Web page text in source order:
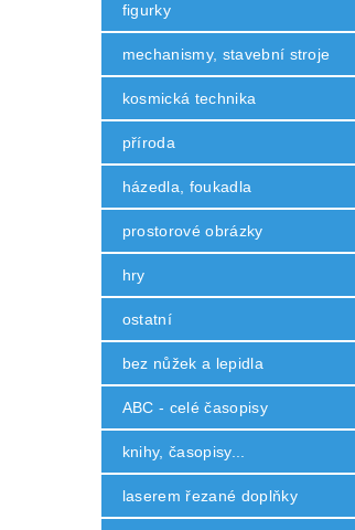
figurky
mechanismy, stavební stroje
kosmická technika
příroda
házedla, foukadla
prostorové obrázky
hry
ostatní
bez nůžek a lepidla
ABC - celé časopisy
knihy, časopisy...
laserem řezané doplňky